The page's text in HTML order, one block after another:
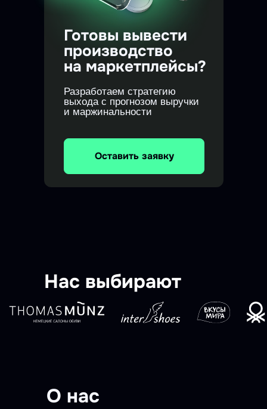
Готовы вывести
производство
на маркетплейсы?
Разработаем стратегию
выхода с прогнозом выручки
и маржинальности
Оставить заявку
Нас выбирают
О нас